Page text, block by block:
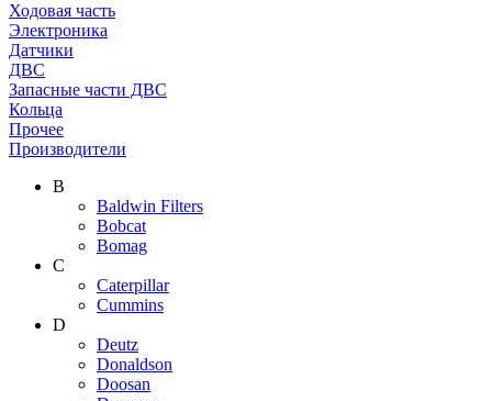
Ходовая часть
Электроника
Датчики
ДВС
Запасные части ДВС
Кольца
Прочее
Производители
B
Baldwin Filters
Bobcat
Bomag
C
Caterpillar
Cummins
D
Deutz
Donaldson
Doosan